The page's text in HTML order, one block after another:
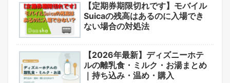
【定期券期限切れです】モバイル
Suicaの残高はあるのに入場でき
ない場合の対処法
【2026年最新】ディズニーホテ
ルの離乳食・ミルク・お湯まとめ
｜持ち込み・温め・購入